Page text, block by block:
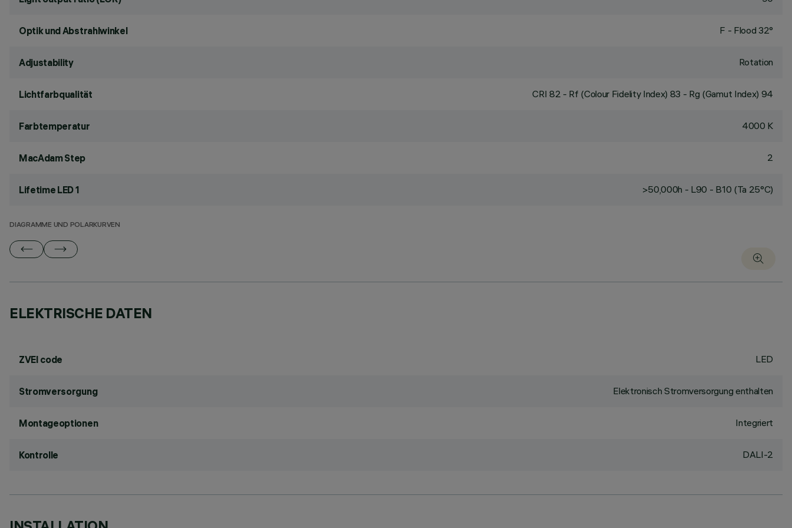
Optik und Abstrahlwinkel F - Flood 32°
Adjustability Rotation
Lichtfarbqualität CRI 82 - Rf (Colour Fidelity Index) 83 - Rg (Gamut Index) 94
Farbtemperatur 4000 K
MacAdam Step 2
Lifetime LED 1 >50,000h - L90 - B10 (Ta 25°C)
DIAGRAMME UND POLARKURVEN
ELEKTRISCHE DATEN
ZVEI code LED
Stromversorgung Elektronisch Stromversorgung enthalten
Montageoptionen Integriert
Kontrolle DALI-2